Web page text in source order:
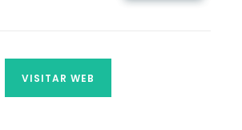
VISITAR WEB